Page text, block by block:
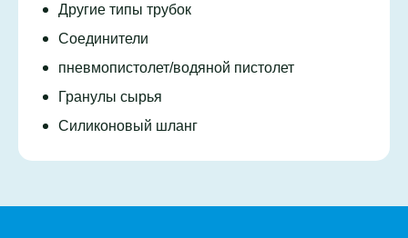
Другие типы трубок
Соединители
пневмопистолет/водяной пистолет
Гранулы сырья
Силиконовый шланг